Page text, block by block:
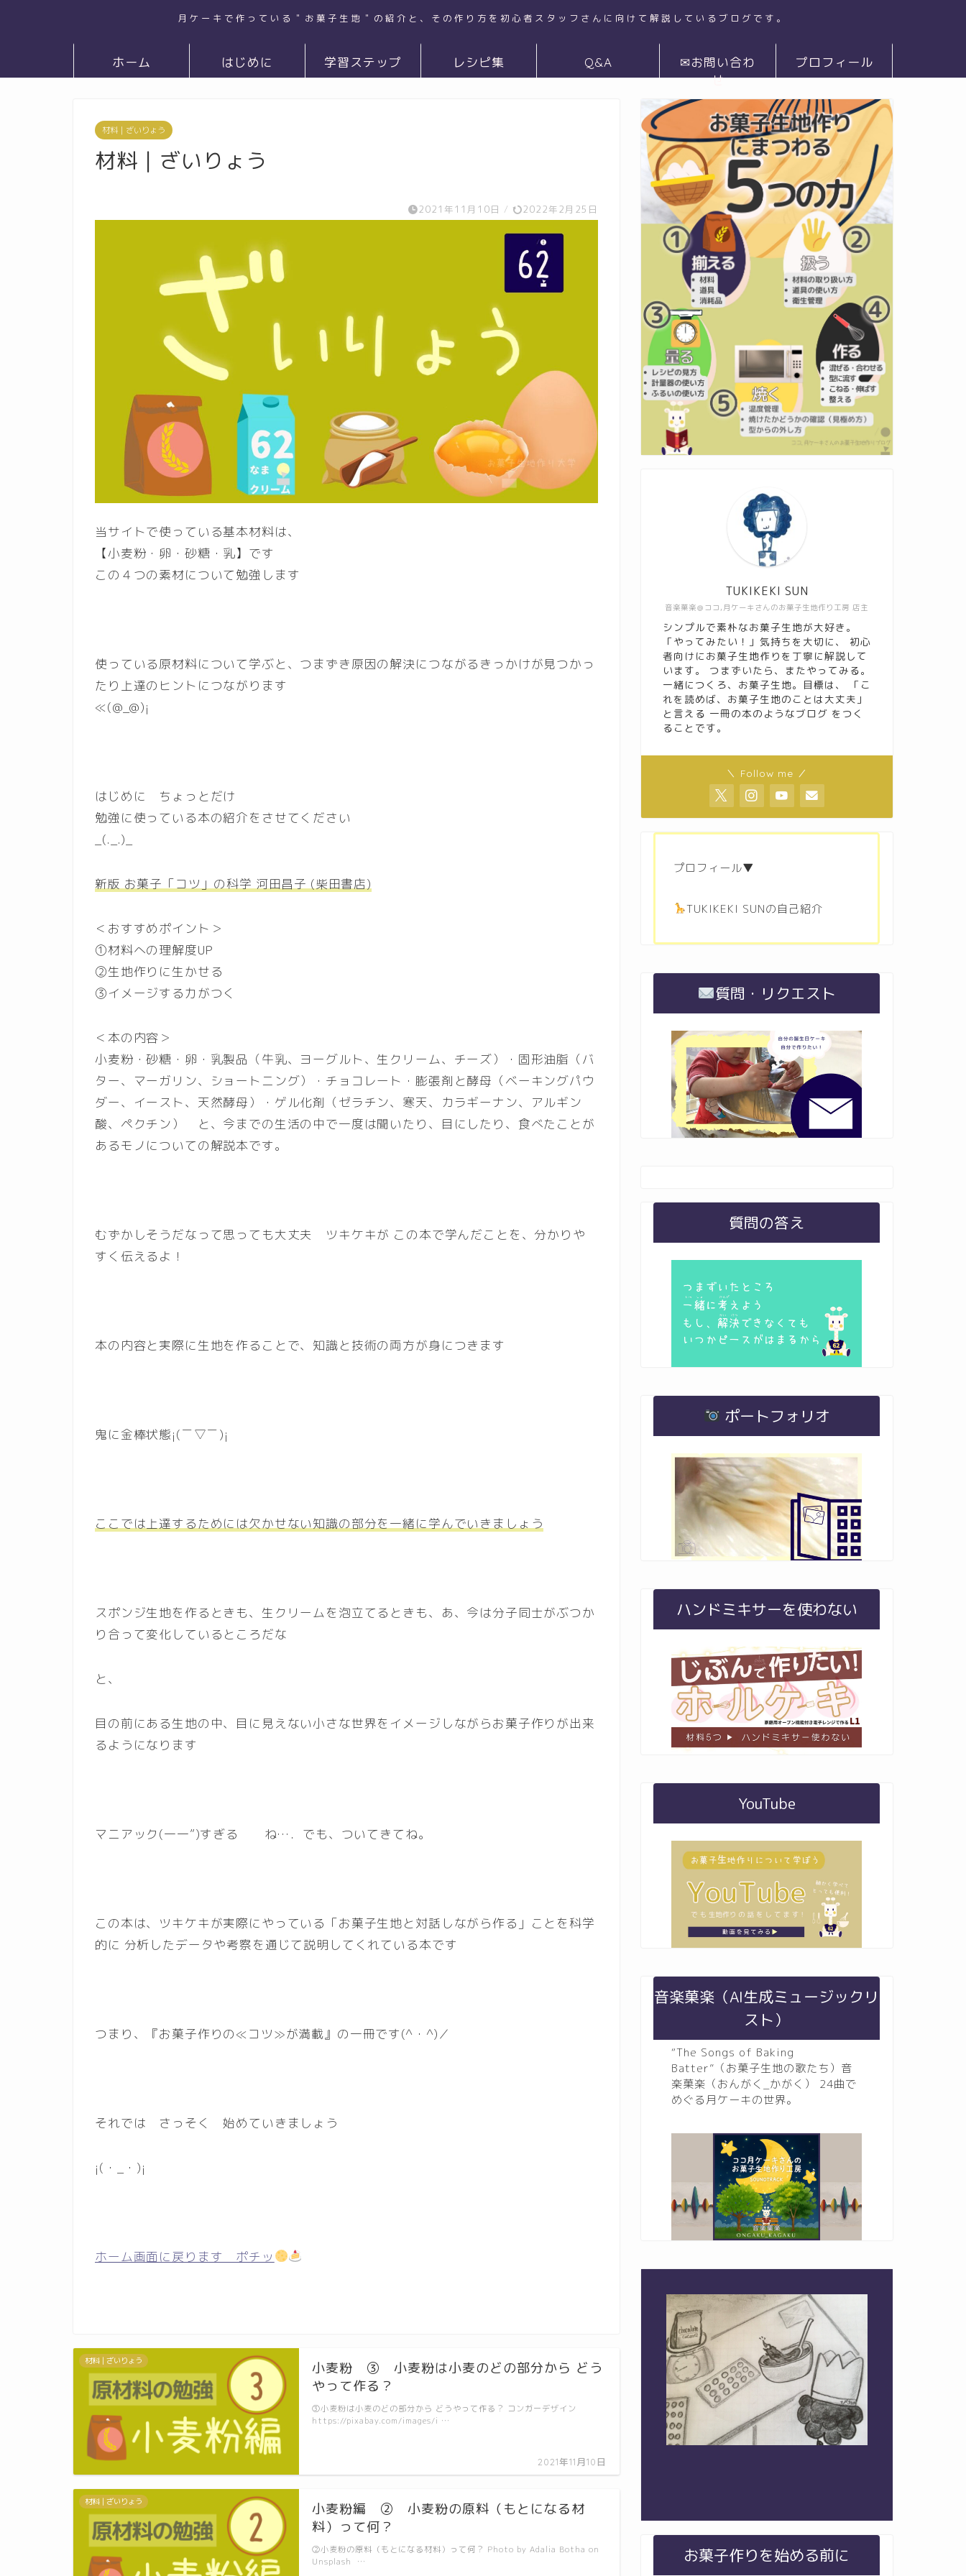
月ケーキで作っている＂お菓子生地＂の紹介と、その作り方を初心者スタッフさんに向けて解説しているブログです。
ホーム はじめに 学習ステップ レシピ集 Q&A
✉お問い合わ
せ
プロフィール
材料｜ざいりょう
材料｜ざいりょう
2021年11月10日 / 2022年2月25日
当サイトで使っている基本材料は、
【小麦粉・卵・砂糖・乳】です
この４つの素材について勉強します
使っている原材料について学ぶと、つまずき原因の解決につながるきっかけが見つかっ
たり上達のヒントにつながります
≪(@_@)¡
はじめに ちょっとだけ
勉強に使っている本の紹介をさせてください
_(._.)_
新版 お菓子「コツ」の科学 河田昌子 (柴田書店)
＜おすすめポイント＞
①材料への理解度UP
②生地作りに生かせる
③イメージする力がつく
＜本の内容＞
小麦粉・砂糖・卵・乳製品（牛乳、ヨーグルト、生クリーム、チーズ）・固形油脂（バ
ター、マーガリン、ショートニング）・チョコレート・膨張剤と酵母（ベーキングパウ
ダー、イースト、天然酵母）・ゲル化剤（ゼラチン、寒天、カラギーナン、アルギン
酸、ペクチン） と、今までの生活の中で一度は聞いたり、目にしたり、食べたことが
あるモノについての解説本です。
むずかしそうだなって思っても大丈夫 ツキケキが この本で学んだことを、分かりや
すく伝えるよ！
本の内容と実際に生地を作ることで、知識と技術の両方が身につきます
鬼に金棒状態¡(￣▽￣)¡
ここでは上達するためには欠かせない知識の部分を一緒に学んでいきましょう
スポンジ生地を作るときも、生クリームを泡立てるときも、あ、今は分子同士がぶつか
り合って変化しているところだな
と、
目の前にある生地の中、目に見えない小さな世界をイメージしながらお菓子作りが出来
るようになります
マニアック(一一”)すぎる ね…．でも、ついてきてね。
この本は、ツキケキが実際にやっている「お菓子生地と対話しながら作る」ことを科学
的に 分析したデータや考察を通じて説明してくれている本です
つまり、『お菓子作りの≪コツ≫が満載』の一冊です(^・^)／
それでは さっそく 始めていきましょう
¡(・_・)¡
ホーム画面に戻ります ポチッ
材料｜ざいりょう
小麦粉 ③ 小麦粉は小麦のどの部分から どう
やって作る？
2021年11月10日
③小麦粉は小麦のどの部分から どうやって作る？ コンガーデザイン
https://pixabay.com/images/i …
材料｜ざいりょう
小麦粉編 ② 小麦粉の原料（もとになる材
料）って何？
②小麦粉の原料（もとになる材料）って何？ Photo by Adalia Botha on
Unsplash …
音楽菓楽＠ココ,月ケーキさんのお菓子生地作り工房 店主
TUKIKEKI SUN
シンプルで素朴なお菓子生地が大好き。
「やってみたい！」気持ちを大切に、 初心
者向けにお菓子生地作りを丁寧に解説して
います。 つまずいたら、またやってみる。
一緒につくろ、お菓子生地。目標は、 「こ
れを読めば、お菓子生地のことは大丈夫」
と言える 一冊の本のようなブログ をつく
ることです。
＼ Follow me ／
プロフィール▼
TUKIKEKI SUNの自己紹介
質問・リクエスト
質問の答え
ポートフォリオ
ハンドミキサーを使わない
YouTube
音楽菓楽（AI生成ミュージックリ
スト）
“The Songs of Baking
Batter”（お菓子生地の歌たち）音
楽菓楽（おんがく_かがく） 24曲で
めぐる月ケーキの世界。
お菓子作りを始める前に